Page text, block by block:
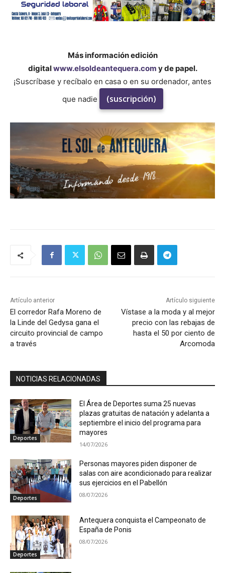
Más información edición
digitalwww.elsoldeantequera.com y de papel.
¡Suscríbase y recíbalo en casa o en su ordenador, antes
que nadie
(suscripción)
Artículo anterior
El corredor Rafa Moreno de
la Linde del Gedysa gana el
circuito provincial de campo
a través
Artículo siguiente
Vístase a la moda y al mejor
precio con las rebajas de
hasta el 50 por ciento de
Arcomoda
NOTICIAS RELACIONADAS
Deportes
El Área de Deportes suma 25 nuevas
plazas gratuitas de natación y adelanta a
septiembre el inicio del programa para
mayores
14/07/2026
Deportes
Personas mayores piden disponer de
salas con aire acondicionado para realizar
sus ejercicios en el Pabellón
08/07/2026
Deportes
Antequera conquista el Campeonato de
España de Ponis
08/07/2026